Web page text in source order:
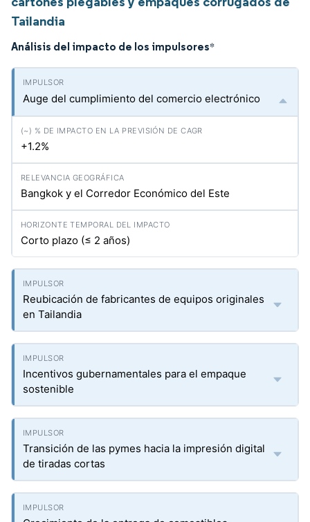
Tailandia
Análisis del impacto de los impulsores*
Auge del cumplimiento del comercio electrónico
+1.2%
Bangkok y el Corredor Económico del Este
Corto plazo (≤ 2 años)
Reubicación de fabricantes de equipos originales
en Tailandia
Incentivos gubernamentales para el empaque
sostenible
Transición de las pymes hacia la impresión digital
de tiradas cortas